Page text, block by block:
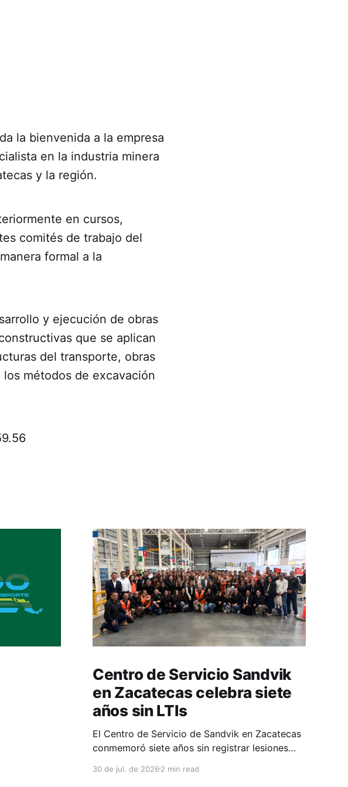
la bienvenida a la empresa
en la industria minera
y la región.
en cursos,
comités de trabajo del
formal a la
y ejecución de obras
que se aplican
del transporte, obras
métodos de excavación
Centro de Servicio Sandvik
en Zacatecas celebra siete
años sin LTIs
El Centro de Servicio de Sandvik en Zacatecas
conmemoró siete años sin registrar lesiones
la consolidación de una cultura de seguridad
30 de jul. de 20262 min read